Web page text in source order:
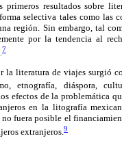
resultados sobre
selectiva tales como
región. Sin embargo, tal
por la tendencia al
7
literatura de viajes surgió
etnografía, diáspora,
efectos de la problemática
en la litografía
fuera posible el
extranjeros. 9